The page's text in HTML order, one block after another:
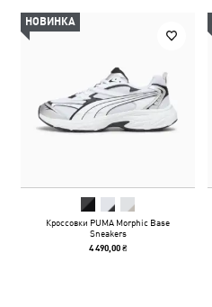
НОВИНКА
Кроссовки PUMA Morphic Base
Sneakers
4 490,00 ₴